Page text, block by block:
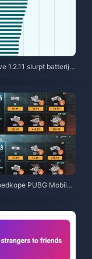
1.2.11 slurpt batterij l
PUBG Mobile
& veilig opwaardere